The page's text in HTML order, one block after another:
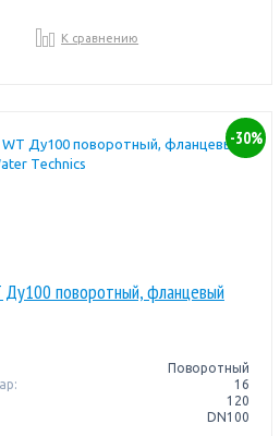
К сравнению
-30%
Ду100 поворотный, фланцевый
Поворотный
16
120
DN100